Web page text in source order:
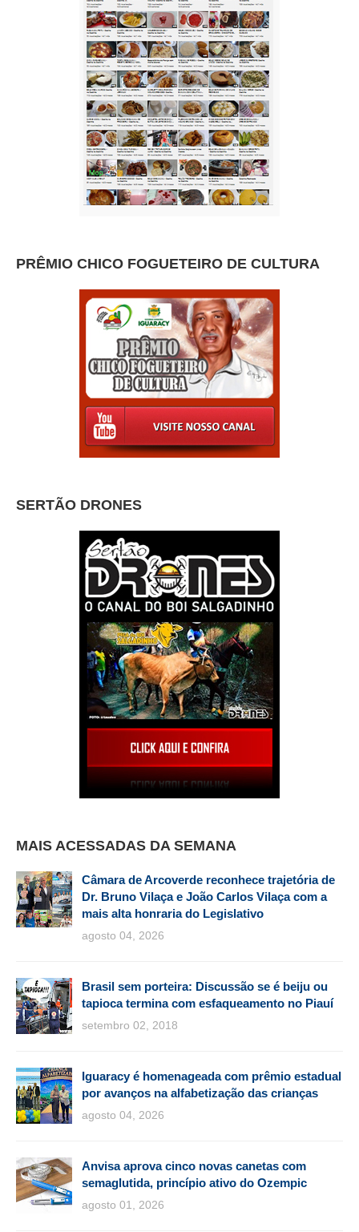
PRÊMIO CHICO FOGUETEIRO DE CULTURA
SERTÃO DRONES
MAIS ACESSADAS DA SEMANA
Câmara de Arcoverde reconhece trajetória de
Dr. Bruno Vilaça e João Carlos Vilaça com a
mais alta honraria do Legislativo
agosto 04, 2026
Brasil sem porteira: Discussão se é beiju ou
tapioca termina com esfaqueamento no Piauí
setembro 02, 2018
Iguaracy é homenageada com prêmio estadual
por avanços na alfabetização das crianças
agosto 04, 2026
Anvisa aprova cinco novas canetas com
semaglutida, princípio ativo do Ozempic
agosto 01, 2026